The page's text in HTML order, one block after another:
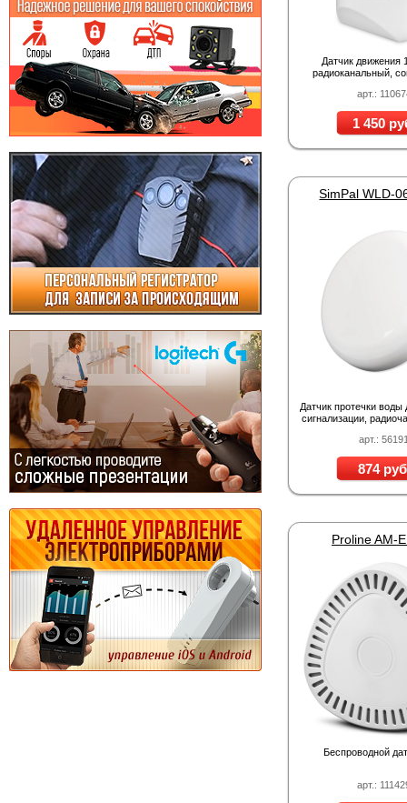
арт.:
Датчик движения
радиоканальный,
1 450
арт.:
SimPal WLD-
Датчик протечки воды
сигнализации,
874
арт.:
Proline AM-
Беспроводной